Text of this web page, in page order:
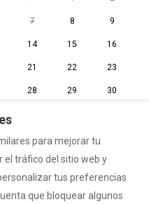
7 8 9
14 15 16
21 22 23
28 29 30
de Datos
para mejorar tu
el tráfico del sitio web y
tus preferencias
que bloquear algunos